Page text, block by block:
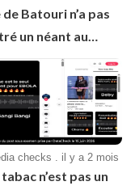
Batouri n’a pas
un néant au
checks . il y a 2 mois
tabac n’est pas un